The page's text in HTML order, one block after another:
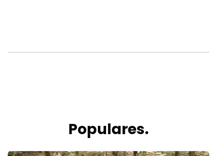
Populares.